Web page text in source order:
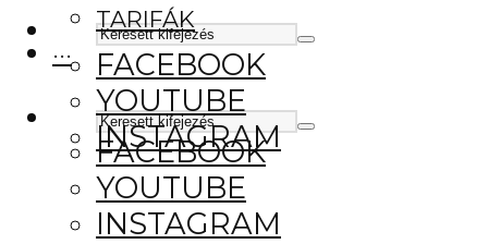
FACEBOOK
YOUTUBE
INSTAGRAM
TARIFÁK
···
FACEBOOK
YOUTUBE
INSTAGRAM